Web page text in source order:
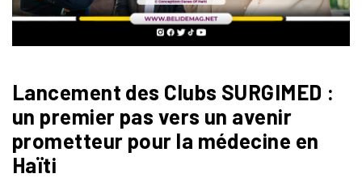
Lancement des Clubs SURGIMED :
un premier pas vers un avenir
prometteur pour la médecine en
Haïti